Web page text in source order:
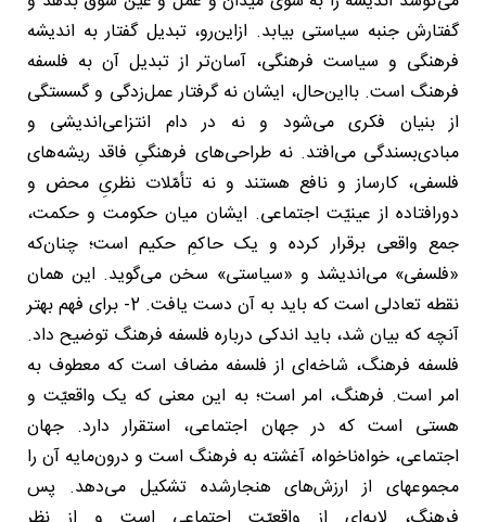
گفتارش جنبه سیاستی بیابد. ازاین‌رو، تبدیل گفتار به اندیشه
فرهنگی و سیاست فرهنگی، آسان‌تر از تبدیل آن به فلسفه
فرهنگ است. بااین‌حال، ایشان نه گرفتار عمل‌زدگی و گسستگی
از بنیان فکری می‌شود و نه در دام انتزاعی‌اندیشی و
مبادی‌بسندگی می‌افتد. نه طراحی‌های فرهنگیِ فاقد ریشه‌های
فلسفی، کارساز و نافع هستند و نه تأمّلات نظریِ محض و
دورافتاده از عینیّت اجتماعی. ایشان میان حکومت و حکمت،
جمع واقعی برقرار کرده و یک حاکمِ حکیم است؛ چنان‌که
«فلسفی» می‌اندیشد و «سیاستی» سخن می‌گوید. این همان
نقطه تعادلی است که باید به آن دست یافت. 2- برای فهم بهتر
آنچه که بیان شد، باید اندکی درباره فلسفه فرهنگ توضیح داد.
فلسفه فرهنگ، شاخه‌ای از فلسفه مضاف است که معطوف به
امر است. فرهنگ، امر است؛ به این معنی که یک واقعیّت و
هستی است که در جهان اجتماعی، استقرار دارد. جهان
اجتماعی، خواه‌ناخواه، آغشته به فرهنگ است و درون‌مایه آن را
مجموعهای از ارزش‌های هنجارشده تشکیل می‌دهد. پس